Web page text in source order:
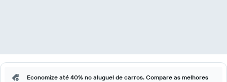
Economize até 40% no aluguel de carros. Compare as melhores